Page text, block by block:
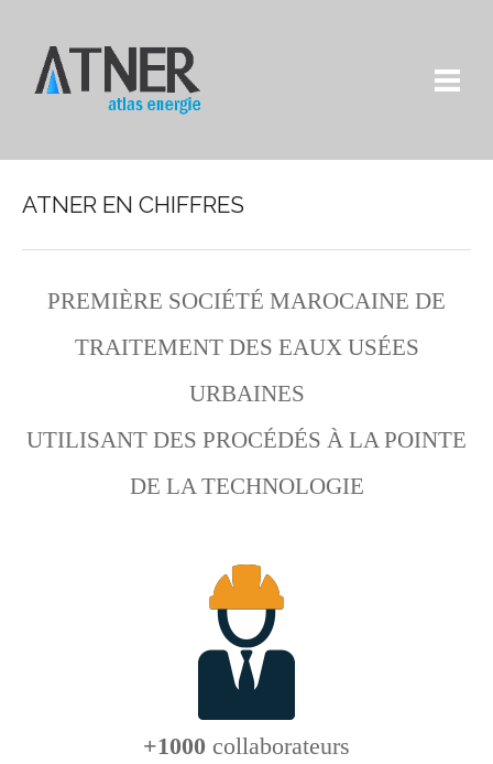
ATNER EN CHIFFRES
PREMIÈRE SOCIÉTÉ MAROCAINE DE
TRAITEMENT DES EAUX USÉES
URBAINES
UTILISANT DES PROCÉDÉS À LA POINTE
DE LA TECHNOLOGIE
+1000 collaborateurs